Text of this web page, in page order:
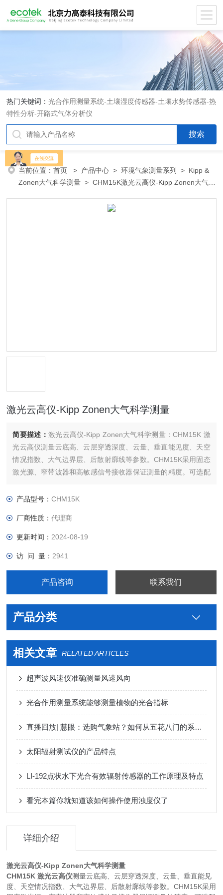
热门关键词：光合作用测量系统-土壤湿度传感器-土壤水势传感器-热
特性分析-开路式气体分析仪
当前位置：首页 > 产品中心 >环境气象测量系列 > Kipp &
Zonen大气科学测量 > CHM15K激光云高仪-Kipp Zonen大气科
激光云高仪-Kipp Zonen大气科学测量
简要描述： 激光云高仪-Kipp Zonen大气科学测量：CHM15K 激
光云高仪测量云底高、云层穿透深度、云量、垂直能见度、天空
情况指数、大气边界层、后散射廓线等参数。CHM15K采用固态
激光源、窄带波器和高敏感信号接收器保证测量的精度。可选配
运输和时间等成本的增加。
产品型号：CHM15K
厂商性质：代理商
更新时间： 2024-08-19
访 问 量： 2941
产品咨询 联系我们
产品分类
相关文章 RELATED ARTICLES
超声波风速仪准确测量风速风向
光合作用测量系统能够测量植物的光合指标
直播回放| 慧眼：选购气象站？如何从五花八门的系统中挑出适合您的！
太阳辐射测试仪的产品特点
LI-192点状水下光合有效辐射传感器的工作原理及特点
看完本篇你就知道该如何操作使用浊度仪了
详细介绍
激光云高仪-Kipp Zonen大气科学测量
CHM15K 激光云高仪测量云底高、云层穿透深度、云量、垂直能见
度、天空情况指数、大气边界层、后散射廓线等参数。CHM15K采用